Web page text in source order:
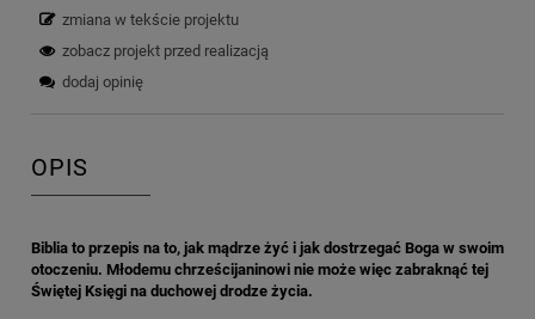
zmiana w tekście projektu
zobacz projekt przed realizacją
dodaj opinię
OPIS
Biblia to przepis na to, jak mądrze żyć i jak dostrzegać Boga w swoim
otoczeniu. Młodemu chrześcijaninowi nie może więc zabraknąć tej
Świętej Księgi na duchowej drodze życia.